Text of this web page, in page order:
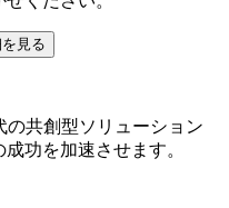
見る
共創型ソリューション
功を加速させます。